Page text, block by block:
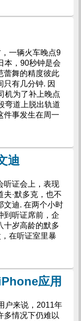
一辆火车晚点9
本，90秒钟是会
蕾舞的精度彼此
只有几分钟. 因
机为了补上晚点
弯道上脱出轨道
件事发生在周一
迪
证会上，表现
·默多克，也不
文迪. 在两个小时
到听证席前，企
十岁高龄的默多
在听证室里暴
应用
户来说，2011年
多情况下仍难以